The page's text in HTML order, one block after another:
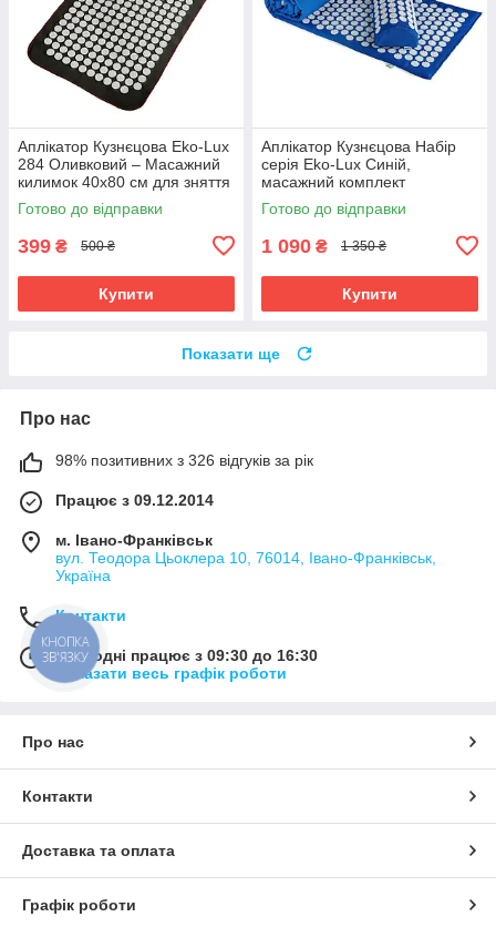
Аплікатор Кузнєцова Eko-Lux
284 Оливковий – Масажний
килимок 40x80 см для зняття
напруги
Готово до відправки
399 ₴ 500 ₴
Купити
Аплікатор Кузнєцова Набір
серія Eko-Lux Синій,
масажний комплект
Готово до відправки
1 090 ₴ 1 350 ₴
Купити
Показати ще
Про нас
98% позитивних з 326 відгуків за рік
Працює з 09.12.2014
м. Івано-Франківськ
вул. Теодора Цьоклера 10, 76014, Івано-Франківськ,
Україна
Контакти
Сьогодні працює з 09:30 до 16:30
Показати весь графік роботи
Про нас
Контакти
Доставка та оплата
Графік роботи
КНОПКА
ЗВ'ЯЗКУ